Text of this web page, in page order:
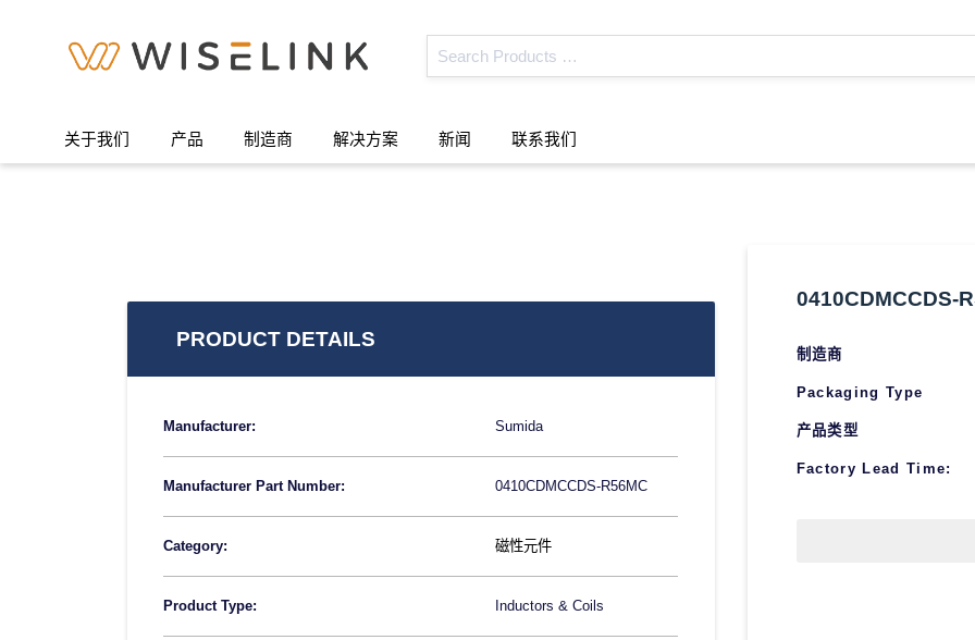
关于我们 产品 制造商 解决方案 新闻 联系我们
PRODUCT DETAILS
Manufacturer: Sumida
Manufacturer Part Number: 0410CDMCCDS-R56MC
Category: 磁性元件
Product Type: Inductors & Coils
0410CDMCCDS-
制造商
Packaging Type
产品类型
Factory Lead Time: